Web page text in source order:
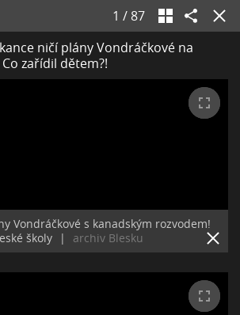
1 / 87
ničí plány Vondráčkové na
zařídil dětem?!
Vondráčkové s kanadským rozvodem!
školy
| archiv Blesku